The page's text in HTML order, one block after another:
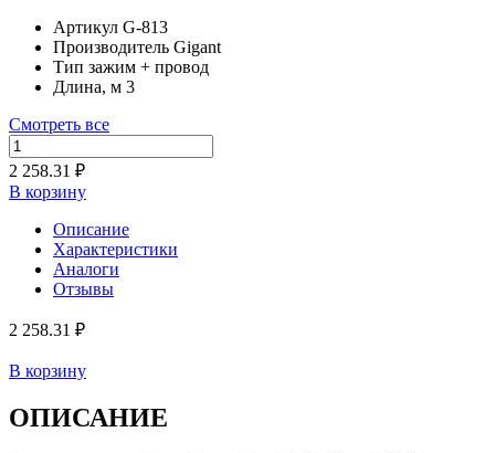
Артикул G-813
Производитель Gigant
Тип зажим + провод
Длина, м 3
Смотреть все
2 258.31 ₽
В корзину
Описание
Характеристики
Аналоги
Отзывы
2 258.31 ₽
В корзину
ОПИСАНИЕ